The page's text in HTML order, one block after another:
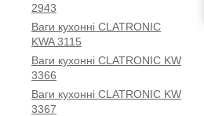
2943
Ваги кухонні CLATRONIC
KWA 3115
Ваги кухонні CLATRONIC KW
3366
Ваги кухонні CLATRONIC KW
3367